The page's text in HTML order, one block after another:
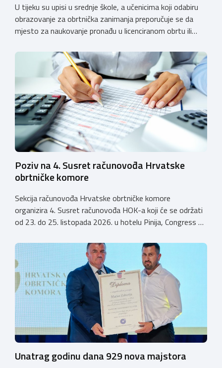
U tijeku su upisi u srednje škole, a učenicima koji odabiru
obrazovanje za obrtnička zanimanja preporučuje se da
mjesto za naukovanje pronađu u licenciranom obrtu ili
koji još nemaju licenciju da pokrenu postupak
licenciranja kako bi budućim učenicima omogućili
kvalitetno i sigurno stjecanje praktičnih znanja, a
istodobno ulagali u razvoj […]
Poziv na 4. Susret računovođa Hrvatske
obrtničke komore
Sekcija računovođa Hrvatske obrtničke komore
organizira 4. Susret računovođa HOK-a koji će se održati
od 23. do 25. listopada 2026. u hotelu Pinija, Congress &
otvoren u petak, 23. listopada 2026. u
poslijepodnevnim, uz uvodno predavanje i pozdrav
domaćina. Tijekom subote, 24. listopada, održavat će se
predavanja, interaktivne radionice te okrugli stolovi na
aktualne teme. […]
Unatrag godinu dana 929 nova majstora